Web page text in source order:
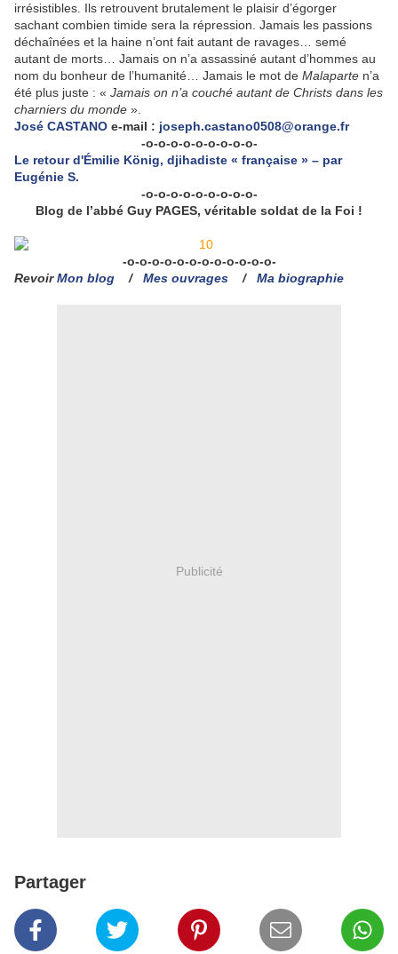
irrésistibles. Ils retrouvent brutalement le plaisir d’égorger
sachant combien timide sera la répression. Jamais les passions
déchaînées et la haine n’ont fait autant de ravages… semé
autant de morts… Jamais on n’a assassiné autant d’hommes au
nom du bonheur de l’humanité… Jamais le mot de Malaparte n’a
été plus juste : « Jamais on n’a couché autant de Christs dans les
charniers du monde ».
José CASTANO e-mail : joseph.castano0508@orange.fr
-o-o-o-o-o-o-o-o-o-
Le retour d'Émilie König, djihadiste « française » – par
Eugénie S.
-o-o-o-o-o-o-o-o-o-
Blog de l’abbé Guy PAGES, véritable soldat de la Foi !
-o-o-o-o-o-o-o-o-o-o-o-o-
RevoirMon blog / Mes ouvrages / Ma biographie
Publicité
Partager